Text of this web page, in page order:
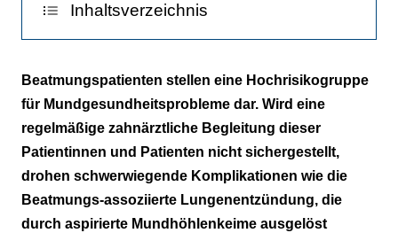
Inhaltsverzeichnis
Bedeutung der Mundhöhle für
Beatmungspatienten
Pathogenese
Effektive Mundhygiene
Die Rolle des Zahnarztes
Beatmungspatienten stellen eine Hochrisikogruppe
für Mundgesundheitsprobleme dar. Wird eine
regelmäßige zahnärztliche Begleitung dieser
Patientinnen und Patienten nicht sichergestellt,
drohen schwerwiegende Komplikationen wie die
Beatmungs-assoziierte Lungenentzündung, die
durch aspirierte Mundhöhlenkeime ausgelöst